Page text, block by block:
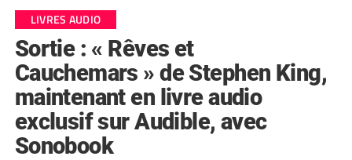
LIVRES AUDIO
Sortie : « Rêves et
Cauchemars » de Stephen King,
maintenant en livre audio
exclusif sur Audible, avec
Sonobook